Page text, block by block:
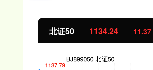
北证50 1134.24 11.37